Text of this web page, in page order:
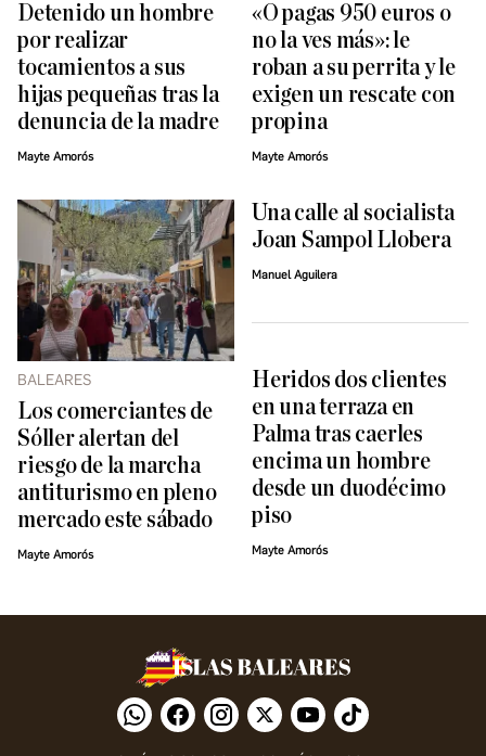
Detenido un hombre
por realizar
tocamientos a sus
hijas pequeñas tras la
denuncia de la madre
Mayte Amorós
«O pagas 950 euros o
no la ves más»: le
roban a su perrita y le
exigen un rescate con
propina
Mayte Amorós
BALEARES
Los comerciantes de
Sóller alertan del
riesgo de la marcha
antiturismo en pleno
mercado este sábado
Mayte Amorós
Una calle al socialista
Joan Sampol Llobera
Manuel Aguilera
Heridos dos clientes
en una terraza en
Palma tras caerles
encima un hombre
desde un duodécimo
piso
Mayte Amorós